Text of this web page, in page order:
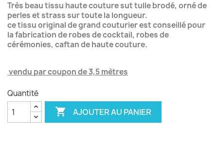
Très beau tissu haute couture sut tulle brodé, orné de
perles et strass sur toute la longueur.
ce tissu original de grand couturier est conseillé pour
la fabrication de robes de cocktail, robes de
cérémonies, caftan de haute couture.
vendu par coupon de 3,5 mètres
Quantité
 AJOUTER AU PANIER